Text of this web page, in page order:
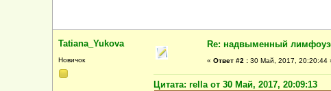
Tatiana_Yukova
Новичок
Re: надвыменный
« Ответ #2 : 30 Май, 2017, 20:20:44
Цитата: rella от 30 Май, 2017, 20:09:13